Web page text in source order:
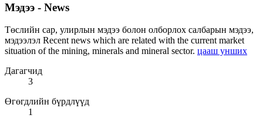
Мэдээ - News
Төслийн сар, улирлын мэдээ болон олборлох салбарын мэдээ,
мэдээлэл Recent news which are related with the current market
situation of the mining, minerals and mineral sector. цааш унших
Дагагчид
3
Өгөгдлийн бүрдлүүд
1